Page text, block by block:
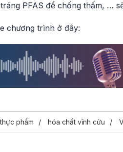
PFAS để chống thấm, …
chương trình ở đây:
phẩm hóa chất vĩnh cửu